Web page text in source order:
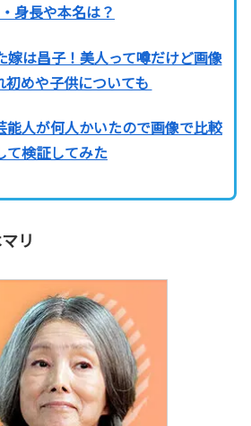
身長や本名は？
嫁は昌子！美人って噂だけど画像
初めや子供についても
能人が何人かいたので画像で比較
て検証してみた
リ